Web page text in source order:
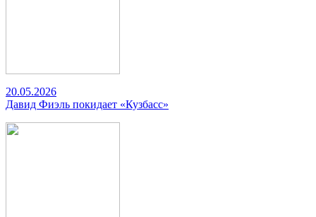
20.05.2026
Давид Фиэль покидает «Кузбасс»